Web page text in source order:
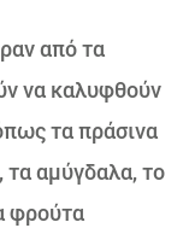
από τα
να καλυφθούν
τα πράσινα
αμύγδαλα, το
φρούτα